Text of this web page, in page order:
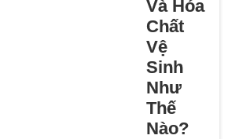
của chúng
tôi có thể
đáp ứng
nhiều yêu
cầu khác
nhau
trong việc
Và Hóa
Chất
Vệ
Sinh
Như
Thế
Nào?